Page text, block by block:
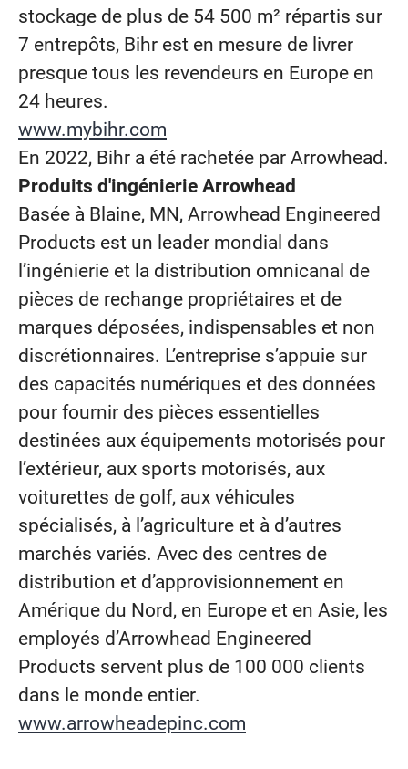
stockage de plus de 54 500 m² répartis sur
7 entrepôts, Bihr est en mesure de livrer
presque tous les revendeurs en Europe en
24 heures.
www.mybihr.com
En 2022, Bihr a été rachetée par Arrowhead.
Produits d'ingénierie Arrowhead
Basée à Blaine, MN, Arrowhead Engineered
Products est un leader mondial dans
l’ingénierie et la distribution omnicanal de
pièces de rechange propriétaires et de
marques déposées, indispensables et non
discrétionnaires. L’entreprise s’appuie sur
des capacités numériques et des données
pour fournir des pièces essentielles
destinées aux équipements motorisés pour
l’extérieur, aux sports motorisés, aux
voiturettes de golf, aux véhicules
spécialisés, à l’agriculture et à d’autres
marchés variés. Avec des centres de
distribution et d’approvisionnement en
Amérique du Nord, en Europe et en Asie, les
employés d’Arrowhead Engineered
Products servent plus de 100 000 clients
dans le monde entier.
www.arrowheadepinc.com